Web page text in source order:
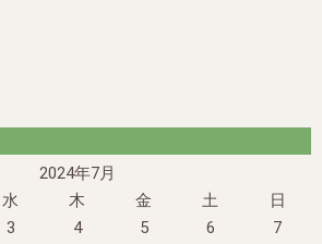
2024年7月
水 木 金 土
日
3 4 5 6
7